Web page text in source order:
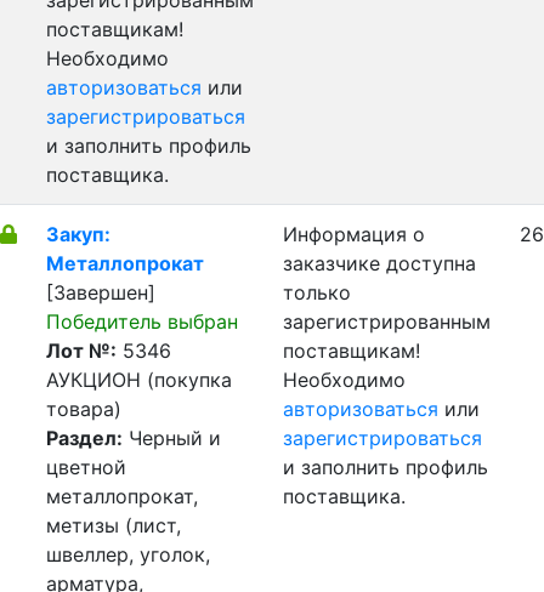
поставщикам!
Необходимо
авторизоваться или
зарегистрироваться
и заполнить профиль
поставщика.
Закуп:
Металлопрокат
[Завершен]
Победитель выбран
Лот №: 5346
АУКЦИОН (покупка
товара)
Раздел: Черный и
цветной
металлопрокат,
метизы (лист,
швеллер, уголок,
арматура,
Информация о
заказчике доступна
только
зарегистрированным
поставщикам!
Необходимо
авторизоваться или
зарегистрироваться
и заполнить профиль
поставщика.